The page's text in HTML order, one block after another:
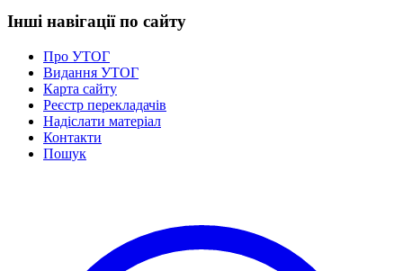
Статут УТОГ
Нормативна база УТОГ
Конвенція ООН
Законодавство
Декларації
Документи ВФГ
Міжнародні документи
Інші навігації по сайту
Про УТОГ
Видання УТОГ
Карта сайту
Реєстр перекладачів
Надіслати матеріал
Контакти
Пошук